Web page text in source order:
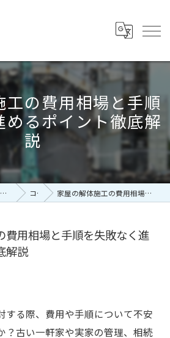
工の費用相場と手順
めるポイント徹底解
説
香川県高松市の解体なら有限会社富士メディカルサービス コラム 家屋の解体施工の費用相場と手順を失敗なく進めるポイント徹底解説
費用相場と手順を失敗なく進
解説
する際、費用や手順について不安
？古い一軒家や実家の管理、相続